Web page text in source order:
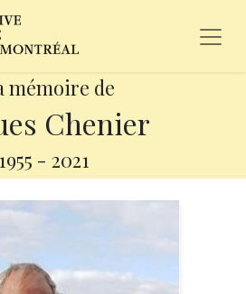
mémoire de
Chenier
1955 - 2021